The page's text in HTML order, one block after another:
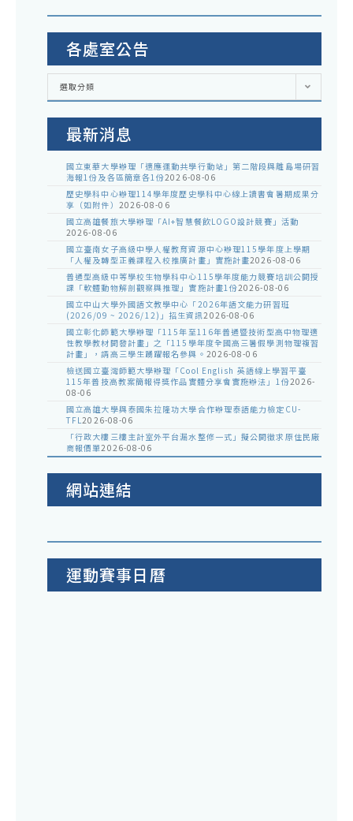
各處室公告
各
室
選取分類
最新消息
國立東華大學辦理「適應運動共學行動站」第二階段與離島場研習
海報1份及各區簡章各1份2026-08-06
歷史學科中心辦理114學年度歷史學科中心線上讀書會暑期成果分
享（如附件） 2026-08-06
國立高雄餐旅大學辦理「AI+智慧餐飲LOGO設計競賽」活動
2026-08-06
國立臺南女子高級中學人權教育資源中心辦理115學年度上學期
「人權及轉型正義課程入校推廣計畫」實施計畫2026-08-06
普通型高級中等學校生物學科中心115學年度能力競賽培訓公開授
課「軟體動物解剖觀察與推理」實施計畫1份2026-08-06
國立中山大學外國語文教學中心「2026年語文能力研習班
(2026/09 ~ 2026/12)」招生資訊2026-08-06
國立彰化師範大學辦理「115年至116年普通暨技術型高中物理適
性教學教材開發計畫」之「115學年度全國高三暑假學測物理複習
計畫」，請高三學生踴躍報名參與。 2026-08-06
檢送國立臺灣師範大學辦理「Cool English 英語線上學習平臺
115年普技高教案簡報得獎作品實體分享會實施辦法」1份2026-
08-06
國立高雄大學與泰國朱拉隆功大學合作辦理泰語能力檢定CU-
TFL2026-08-06
「行政大樓三樓主計室外平台漏水整修一式」擬公開徵求原住民廠
商報價單2026-08-06
網站連結
運動賽事日曆